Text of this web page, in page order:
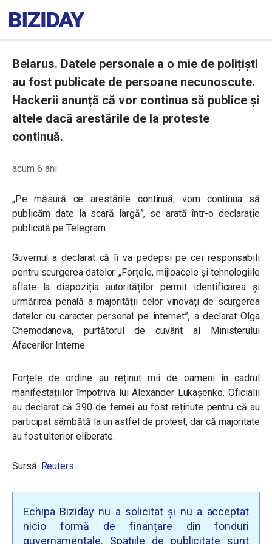
Belarus. Datele personale a o mie de polițiști
au fost publicate de persoane necunoscute.
Hackerii anunță că vor continua să publice și
altele dacă arestările de la proteste
continuă.
acum 6 ani
„Pe măsură ce arestările continuă, vom continua să
publicăm date la scară largă”, se arată într-o declarație
publicată pe Telegram.
Guvernul a declarat că îi va pedepsi pe cei responsabili
pentru scurgerea datelor. „Forțele, mijloacele și tehnologiile
aflate la dispoziția autorităților permit identificarea și
urmărirea penală a majorității celor vinovați de scurgerea
datelor cu caracter personal pe internet”, a declarat Olga
Chemodanova, purtătorul de cuvânt al Ministerului
Afacerilor Interne.
Forțele de ordine au reținut mii de oameni în cadrul
manifestațiilor împotriva luiAlexander Lukaşenko. Oficialii
au declarat că 390 de femei au fost reținute pentru că au
participat sâmbătă la un astfel de protest, dar că majoritate
au fost ulterior eliberate.
Sursă: Reuters
Echipa Biziday nu a solicitat și nu a acceptat
nicio formă de finanțare din fonduri
guvernamentale. Spațiile de publicitate sunt